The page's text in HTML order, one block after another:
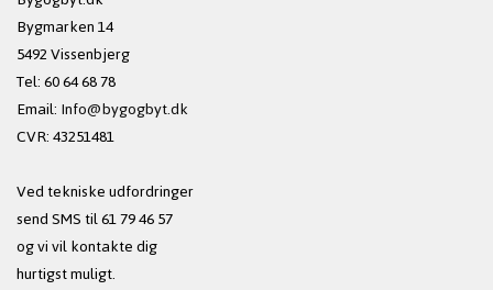
Bygmarken 14
5492 Vissenbjerg
Tel: 60 64 68 78
Email:Info@bygogbyt.dk
CVR: 43251481
Ved tekniske udfordringer
send SMS til 61 79 46 57
og vi vil kontakte dig
hurtigst muligt.